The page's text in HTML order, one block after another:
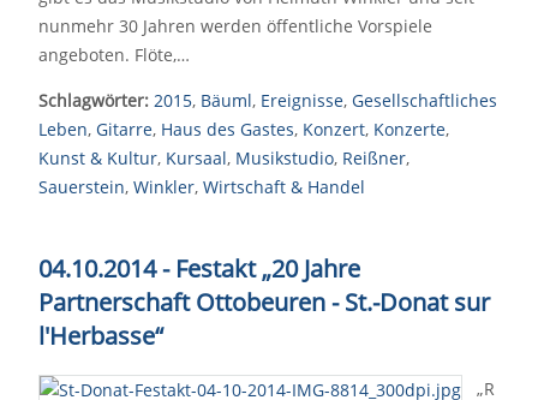
nunmehr 30 Jahren werden öffentliche Vorspiele
angeboten. Flöte,…
Schlagwörter: 2015, Bäuml, Ereignisse, Gesellschaftliches
Leben, Gitarre, Haus des Gastes, Konzert, Konzerte,
Kunst & Kultur, Kursaal, Musikstudio, Reißner,
Sauerstein, Winkler, Wirtschaft & Handel
04.10.2014 - Festakt „20 Jahre
Partnerschaft Ottobeuren - St.-Donat sur
l'Herbasse“
„R